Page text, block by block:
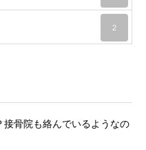
2
骨院も絡んでいるようなの